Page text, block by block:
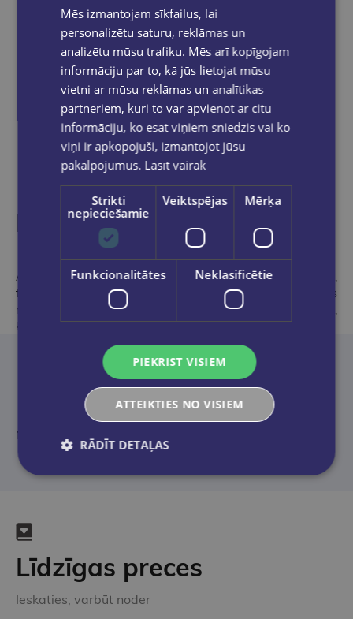
Dalies sociālajos tīklos:
Produkta apraksts
Amerikāņu rakstnieceŠarlīna Harisair daudzu bestselleru,
tostarp romānu sērijas par Sūkiju Stekhausu, pēc kuras
motīviem uzņemts kulta seriāls “Īstās asinis”, autore. Brīžos,
kad neraksta, Harisa aizrautīgi lasa grāmatas.
No angļu valodas tulkojusi Velga Vīgante
Līdzīgas preces
Ieskaties, varbūt noder
Mēs izmantojam sīkfailus, lai
personalizētu saturu, reklāmas un
analizētu mūsu trafiku. Mēs arī kopīgojam
informāciju par to, kā jūs lietojat mūsu
vietni ar mūsu reklāmas un analītikas
partneriem, kuri to var apvienot ar citu
informāciju, ko esat viņiem sniedzis vai ko
viņi ir apkopojuši, izmantojot jūsu
pakalpojumus. Lasīt vairāk
Strikti
nepieciešamie
Veiktspējas Mērķa
Funkcionalitātes Neklasificētie
PIEKRIST VISIEM
ATTEIKTIES NO VISIEM
RĀDĪT DETAĻAS